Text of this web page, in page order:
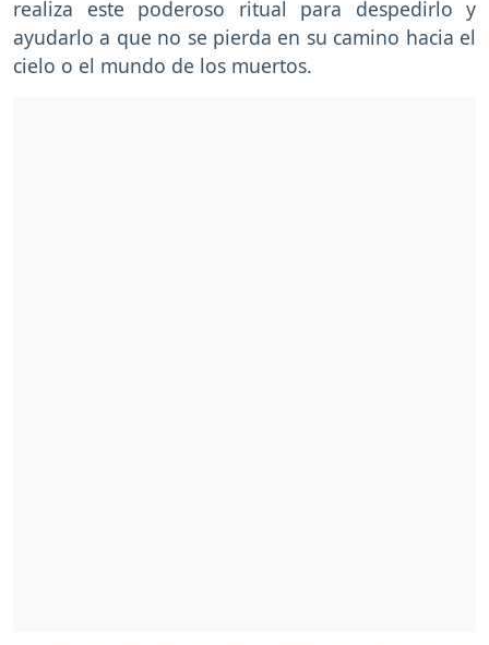
realiza este poderoso ritual para despedirlo y
ayudarlo a que no se pierda en su camino hacia el
cielo o el mundo de los muertos.